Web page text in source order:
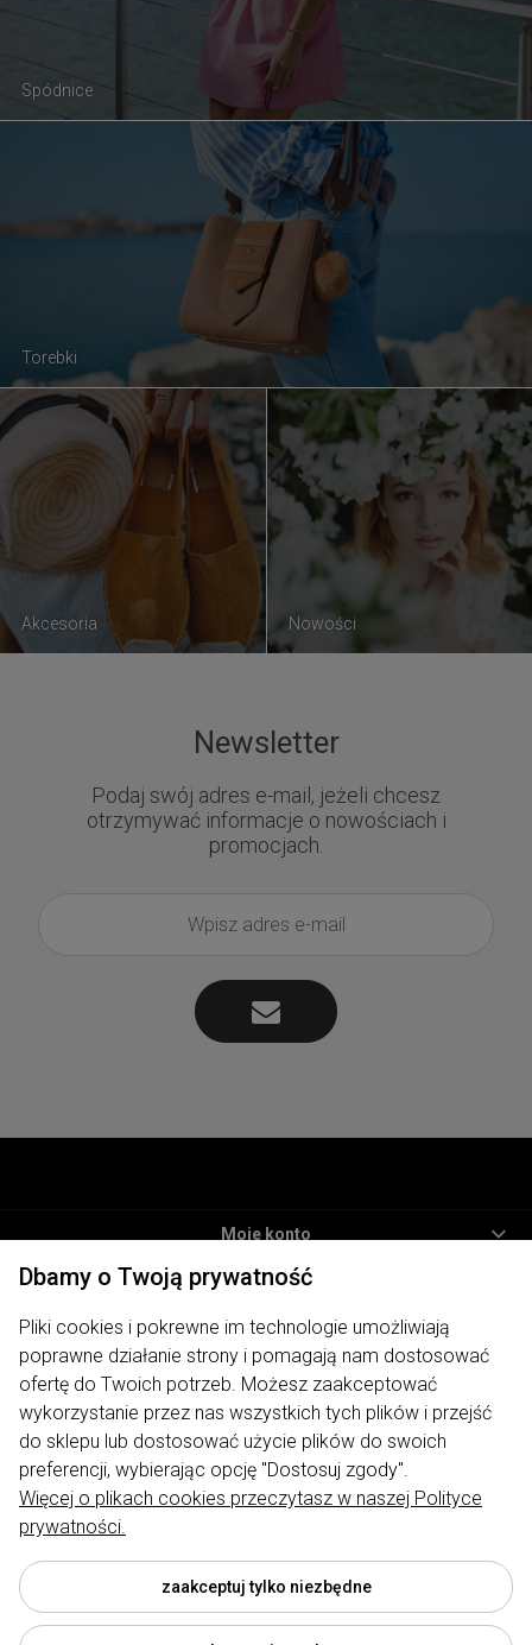
Spódnice
Torebki
Akcesoria Nowości
Newsletter
Podaj swój adres e-mail, jeżeli chcesz
otrzymywać informacje o nowościach i
promocjach.
Moje konto
Informacje
Płatności i dostawa
O nas
ODWIEDŹ NAS
Sklep internetowy My Lauren | ul. Traugutta 7, 62-400 Słupca |
biuro@mylauren.pl|730 004 449| NIP: 6671715479 | REGON:
300974891
Dbamy o Twoją prywatność
Pliki cookies i pokrewne im technologie umożliwiają
poprawne działanie strony i pomagają nam dostosować
ofertę do Twoich potrzeb. Możesz zaakceptować
wykorzystanie przez nas wszystkich tych plików i przejść
do sklepu lub dostosować użycie plików do swoich
preferencji, wybierając opcję "Dostosuj zgody".
Więcej o plikach cookies przeczytasz w naszej Polityce
prywatności.
zaakceptuj tylko niezbędne